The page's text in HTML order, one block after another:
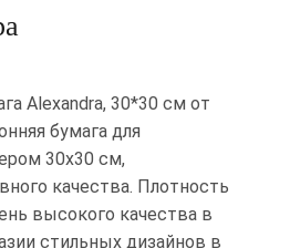
Alexandra, 30*30 см от
бумага для
30х30 см,
качества. Плотность
высокого качества в
стильных дизайнов в